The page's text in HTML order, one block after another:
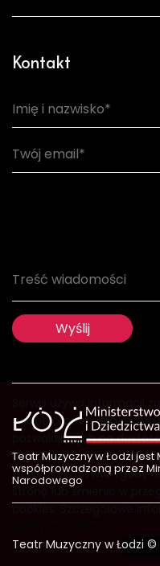
Kontakt
Teatr Muzyczny w Łodzi jest
współprowadzoną przez
Narodowego
Teatr Muzyczny w Łodzi
Serwis używa informacji
cookie oraz innych
pozwalających na
użytkownika oraz w
wyrażają Państwo zgody
stronę lub zmienić w